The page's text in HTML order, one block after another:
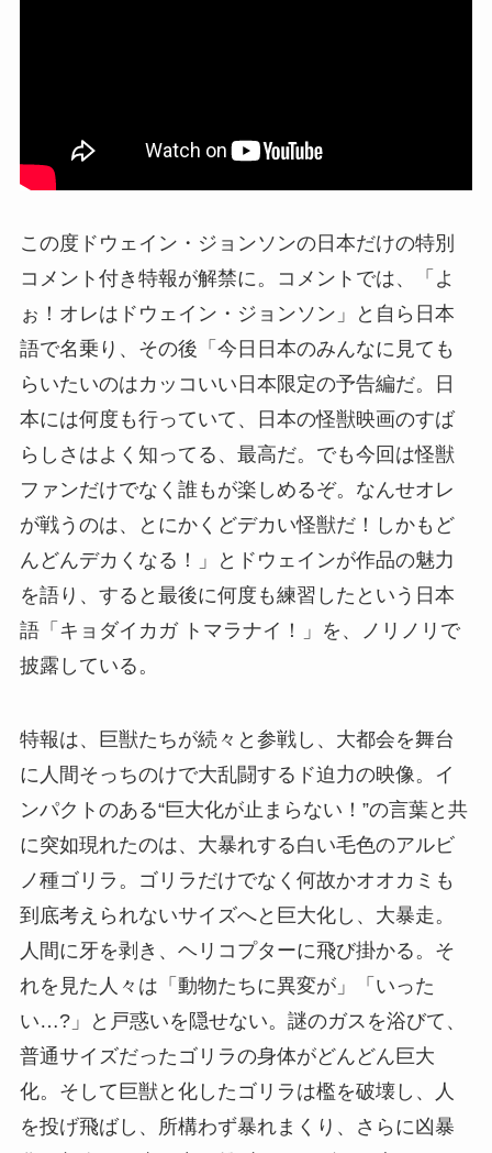
この度ドウェイン・ジョンソンの日本だけの特別
コメント付き特報が解禁に。コメントでは、「よ
ぉ！オレはドウェイン・ジョンソン」と自ら日本
語で名乗り、その後「今日日本のみんなに見ても
らいたいのはカッコいい日本限定の予告編だ。日
本には何度も行っていて、日本の怪獣映画のすば
らしさはよく知ってる、最高だ。でも今回は怪獣
ファンだけでなく誰もが楽しめるぞ。なんせオレ
が戦うのは、とにかくどデカい怪獣だ！しかもど
んどんデカくなる！」とドウェインが作品の魅力
を語り、すると最後に何度も練習したという日本
語「キョダイカガ トマラナイ！」を、ノリノリで
披露している。
特報は、巨獣たちが続々と参戦し、大都会を舞台
に人間そっちのけで大乱闘するド迫力の映像。イ
ンパクトのある“巨大化が止まらない！”の言葉と共
に突如現れたのは、大暴れする白い毛色のアルビ
ノ種ゴリラ。ゴリラだけでなく何故かオオカミも
到底考えられないサイズへと巨大化し、大暴走。
人間に牙を剥き、ヘリコプターに飛び掛かる。そ
れを見た人々は「動物たちに異変が」「いった
い…?」と戸惑いを隠せない。謎のガスを浴びて、
普通サイズだったゴリラの身体がどんどん巨大
化。そして巨獣と化したゴリラは檻を破壊し、人
を投げ飛ばし、所構わず暴れまくり、さらに凶暴